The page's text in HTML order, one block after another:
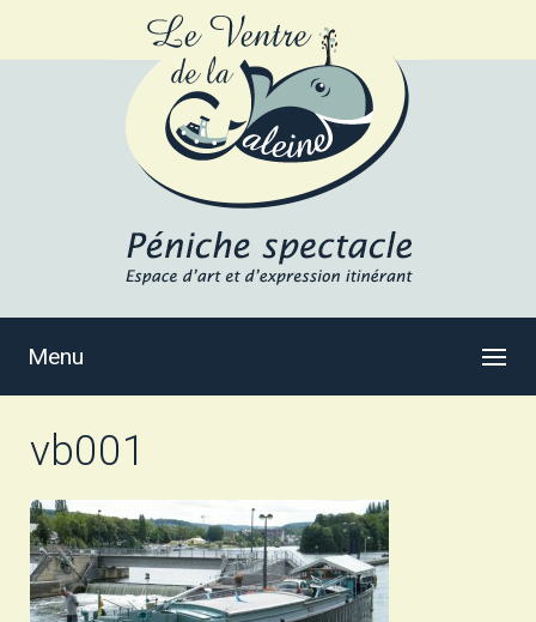
Menu
vb001